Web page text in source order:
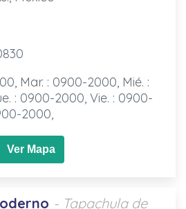
Mar. : 0900-2000, Mié. :
: 0900-2000, Vie. : 0900-
2000,
Ver Mapa
- Tapachula de